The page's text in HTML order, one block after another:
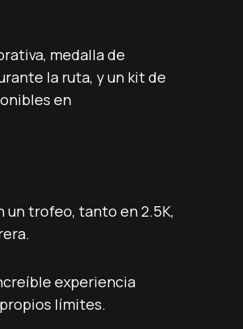
medalla de
la ruta, y un kit de
en
un trofeo, tanto en 2.5K,
experiencia
límites.